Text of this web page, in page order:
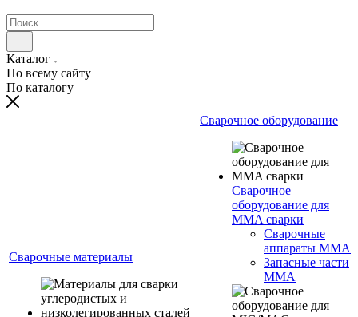
Каталог
По всему сайту
По каталогу
Сварочные материалы
Сварочное оборудование
Сварочное
оборудование для
MMA сварки
Сварочные
аппараты MMA
Запасные части
MMA